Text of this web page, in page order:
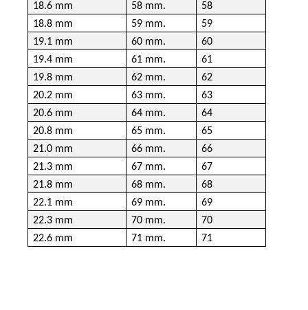
18.6 mm
58 mm.
58
18.8 mm
59 mm.
59
19.1 mm
60 mm.
60
19.4 mm
61 mm.
61
19.8 mm
62 mm.
62
20.2 mm
63 mm.
63
20.6 mm
64 mm.
64
20.8 mm
65 mm.
65
21.0 mm
66 mm.
66
21.3 mm
67 mm.
67
21.8 mm
68 mm.
68
22.1 mm
69 mm.
69
22.3 mm
70 mm.
70
22.6 mm
71 mm. 71